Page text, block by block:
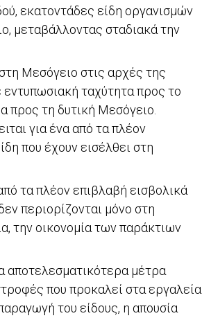
εκατοντάδες είδη οργανισμών
μεταβάλλοντας σταδιακά την
Μεσόγειο στις αρχές της
ταχύτητα προς το
προς τη δυτική Μεσόγειο.
για ένα από τα πλέον
που έχουν εισέλθει στη
τα πλέον επιβλαβή εισβολικά
περιορίζονται μόνο στη
την οικονομία των παράκτιων
αποτελεσματικότερα μέτρα
που προκαλεί στα εργαλεία
του είδους, η απουσία